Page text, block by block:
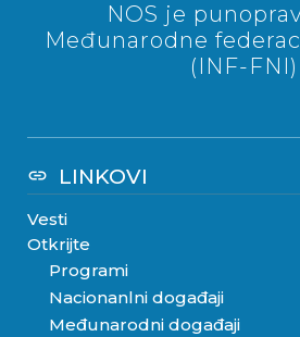
NOS je
Međunarodne
(INF-FNI)
link LINKOVI
Vesti
Otkrijte
Programi
Nacionanlni događaji
Međunarodni događaji